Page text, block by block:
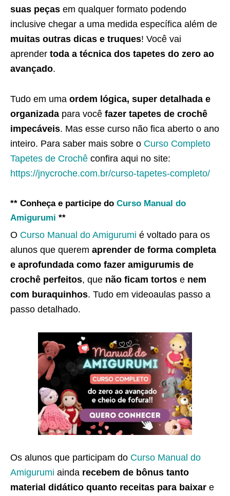
suas peças em qualquer formato podendo
inclusive chegar a uma medida específica além de
muitas outras dicas e truques! Você vai
aprender toda a técnica dos tapetes do zero ao
avançado.
Tudo em uma ordem lógica, super detalhada e
organizada para você fazer tapetes de crochê
impecáveis. Mas esse curso não fica aberto o ano
inteiro. Para saber mais sobre o Curso Completo
Tapetes de Crochê confira aqui no site:
https://jnycroche.com.br/curso-tapetes-completo/
** Conheça e participe do Curso Manual do
Amigurumi **
O Curso Manual do Amigurumi é voltado para os
alunos que querem aprender de forma completa
e aprofundada como fazer amigurumis de
crochê perfeitos, que não ficam tortos e nem
com buraquinhos. Tudo em videoaulas passo a
passo detalhado.
Os alunos que participam do Curso Manual do
Amigurumi ainda recebem de bônus tanto
material didático quanto receitas para baixar e